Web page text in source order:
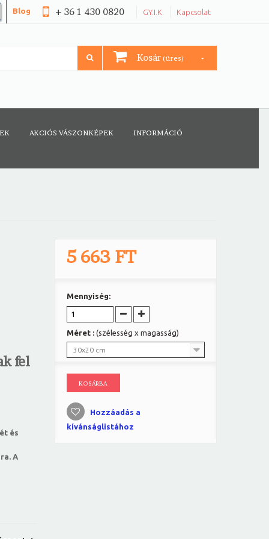
GY.I.K. Kapcsolat
+ 36 1 430 0820
Blog
Kosár (üres)
AKCIÓS VÁSZONKÉPEK INFORMÁCIÓ
fel
és
A
5 663 FT
Mennyiség:
Méret : (szélesség x magasság)
30x20 cm
KOSÁRBA
Hozzáadás a
kívánságlistához